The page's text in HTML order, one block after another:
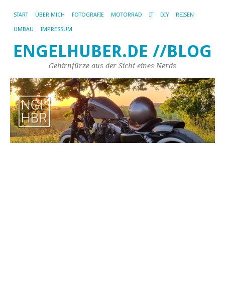
START ÜBER MICH FOTOGRAFIE MOTORRAD IT DIY REISEN
UMBAU IMPRESSUM
ENGELHUBER.DE //BLOG
Gehirnfürze aus der Sicht eines Nerds